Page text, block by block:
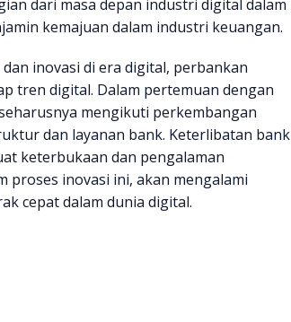
dari masa depan industri digital dalam
kemajuan dalam industri keuangan.
inovasi di era digital, perbankan
tren digital. Dalam pertemuan dengan
mengikuti perkembangan
dan layanan bank. Keterlibatan bank
keterbukaan dan pengalaman
proses inovasi ini, akan mengalami
cepat dalam dunia digital.